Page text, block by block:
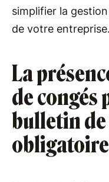
simplifier la
de votre entreprise.
La
de congés
bulletin de